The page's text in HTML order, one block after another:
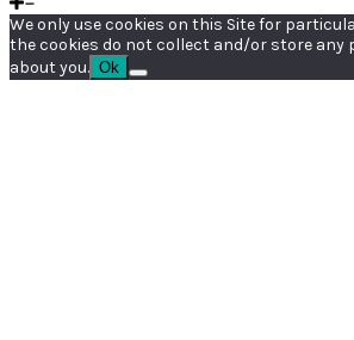
We only use cookies on this Site for
the cookies do not collect and/or store any
about you. Ok